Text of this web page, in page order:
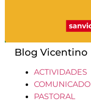
Blog Vicentino
ACTIVIDADES
COMUNICADO
PASTORAL